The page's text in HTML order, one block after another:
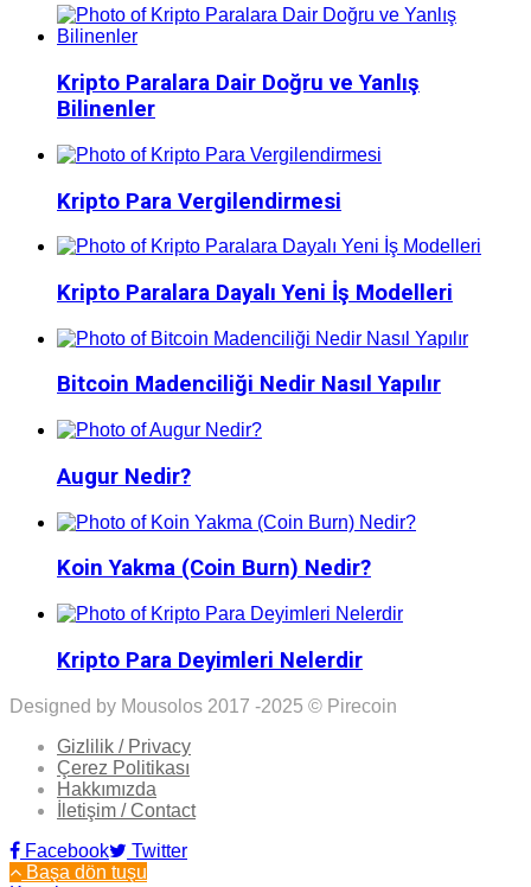
Kripto Paralara Dair Doğru ve Yanlış
Bilinenler
Kripto Para Vergilendirmesi
Kripto Paralara Dayalı Yeni İş Modelleri
Bitcoin Madenciliği Nedir Nasıl Yapılır
Augur Nedir?
Koin Yakma (Coin Burn) Nedir?
Kripto Para Deyimleri Nelerdir
Designed by Mousolos 2017 -2025 © Pirecoin
Gizlilik / Privacy
Çerez Politikası
Hakkımızda
İletişim / Contact
Facebook
Twitter
Başa dön tuşu